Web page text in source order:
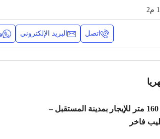
م2
اتصل البريد الإلكتروني
شقة سوبر لوكس 160 متر للإيجار بمدينة المستقبل –
فاخر